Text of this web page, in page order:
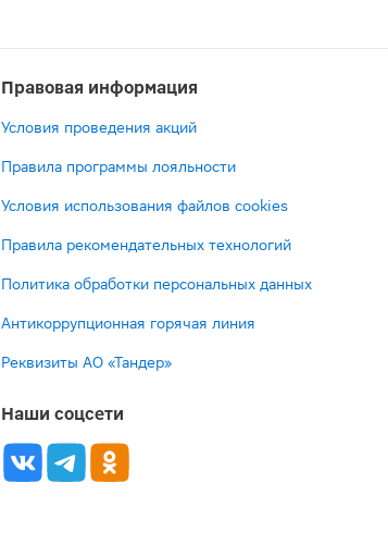
Правовая информация
Условия проведения акций
Правила программы лояльности
Условия использования файлов cookies
Правила рекомендательных технологий
Политика обработки персональных данных
Антикоррупционная горячая линия
Реквизиты АО «Тандер»
Наши соцсети